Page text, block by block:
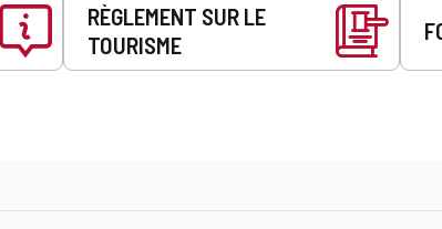
RÈGLEMENT SUR LE
TOURISME